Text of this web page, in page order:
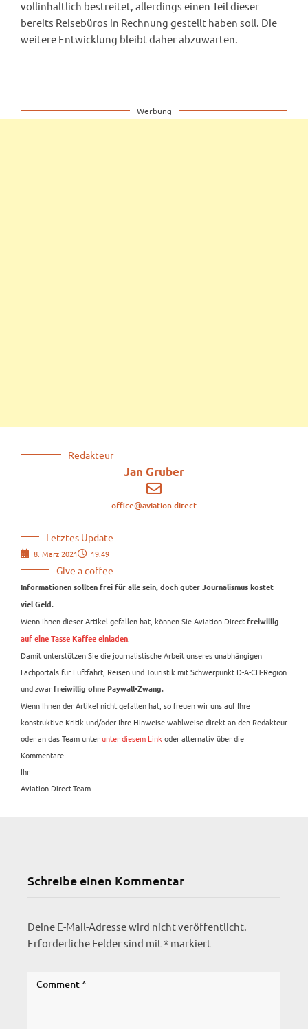
Redakteur
Jan Gruber
office@aviation.direct
Letztes Update
8. März 2021 19:49
Give a coffee
Informationen sollten frei für alle sein, doch guter Journalismus kostet
viel Geld.
Wenn Ihnen dieser Artikel gefallen hat, können Sie Aviation.Direct freiwillig
auf eine Tasse Kaffee einladen
Damit unterstützen Sie die journalistische Arbeit unseres unabhängigen
Fachportals für Luftfahrt, Reisen und Touristik mit Schwerpunkt D-A-CH-Region
und zwar freiwillig ohne Paywall-Zwang.
Wenn Ihnen der Artikel nicht gefallen hat, so freuen wir uns auf Ihre
konstruktive Kritik und/oder Ihre Hinweise wahlweise direkt an den Redakteur
oder an das Team unterunter diesem Link oder alternativ über die
Kommentare.
Ihr
Aviation.Direct-Team
vollinhaltlich bestreitet, allerdings einen Teil dieser
bereits Reisebüros in Rechnung gestellt haben soll. Die
weitere Entwicklung bleibt daher abzuwarten.
Werbung
Schreibe einen Kommentar
Deine E-Mail-Adresse wird nicht veröffentlicht.
Erforderliche Felder sind mit* markiert